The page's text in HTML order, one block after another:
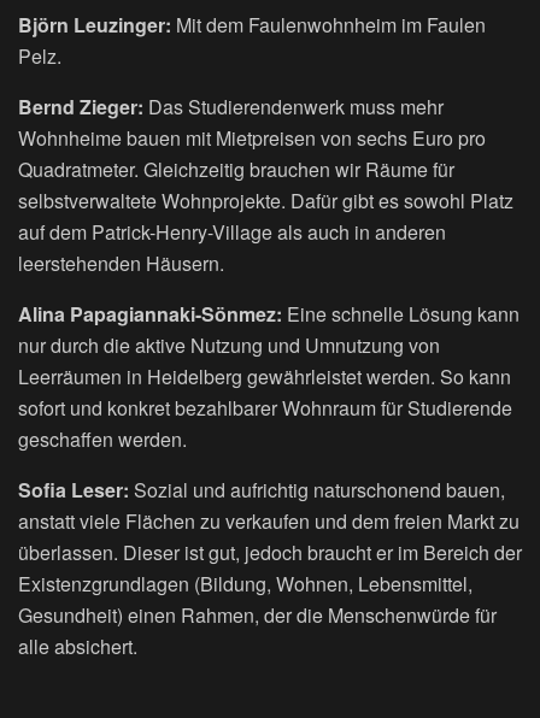
Björn Leuzinger: Mit dem Faulenwohnheim im Faulen
Pelz.
Bernd Zieger: Das Studierendenwerk muss mehr
Wohnheime bauen mit Mietpreisen von sechs Euro pro
Quadratmeter. Gleichzeitig brauchen wir Räume für
selbstverwaltete Wohnprojekte. Dafür gibt es sowohl Platz
auf dem Patrick-Henry-Village als auch in anderen
leerstehenden Häusern.
Alina Papagiannaki-Sönmez: Eine schnelle Lösung kann
nur durch die aktive Nutzung und Umnutzung von
Leerräumen in Heidelberg gewährleistet werden. So kann
sofort und konkret bezahlbarer Wohnraum für Studierende
geschaffen werden.
Sofia Leser: Sozial und aufrichtig naturschonend bauen,
anstatt viele Flächen zu verkaufen und dem freien Markt zu
überlassen. Dieser ist gut, jedoch braucht er im Bereich der
Existenzgrundlagen (Bildung, Wohnen, Lebensmittel,
Gesundheit) einen Rahmen, der die Menschenwürde für
alle absichert.